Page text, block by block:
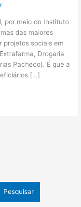
por meio do Instituto
das maiores
projetos sociais em
Drogaria
Pacheco). É que a
[…]
Pesquisar